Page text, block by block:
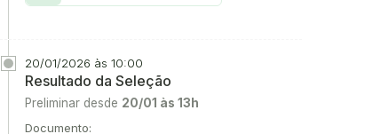
20/01/2026 às 10:00
Resultado da Seleção
Preliminar desde 20/01 às 13h
Documento: